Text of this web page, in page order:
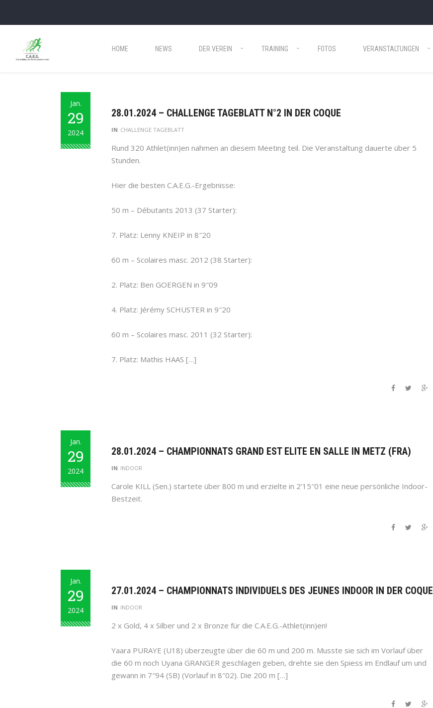
HOME NEWS DER VEREIN TRAINING FOTOS VERANSTALTUNGEN
Jan.
29
2024
28.01.2024 – CHALLENGE TAGEBLATT N°2 IN DER COQUE
IN CHALLENGE TAGEBLATT
Rund 320 Athlet(inn)en nahmen an diesem Meeting teil. Die Veranstaltung dauerte über 5
Stunden.
Hier die besten C.A.E.G.-Ergebnisse:
50 m – Débutants 2013 (37 Starter):
7. Platz: Lenny KNEIP in 8″20
60 m – Scolaires masc. 2012 (38 Starter):
2. Platz: Ben GOERGEN in 9″09
4. Platz: Jérémy SCHUSTER in 9″20
60 m – Scolaires masc. 2011 (32 Starter):
7. Platz: Mathis HAAS […]
Jan.
29
2024
28.01.2024 – CHAMPIONNATS GRAND EST ELITE EN SALLE IN METZ (FRA)
IN INDOOR
Carole KILL (Sen.) startete über 800 m und erzielte in 2’15″01 eine neue persönliche Indoor-
Bestzeit.
Jan.
29
2024
27.01.2024 – CHAMPIONNATS INDIVIDUELS DES JEUNES INDOOR IN DER COQUE
IN INDOOR
2 x Gold, 4 x Silber und 2 x Bronze für die C.A.E.G.-Athlet(inn)en!
Yaara PURAYE (U18) überzeugte über die 60 m und 200 m. Musste sie sich im Vorlauf über
die 60 m noch Uyana GRANGER geschlagen geben, drehte sie den Spiess im Endlauf um und
gewann in 7″94 (SB) (Vorlauf in 8″02). Die 200 m […]